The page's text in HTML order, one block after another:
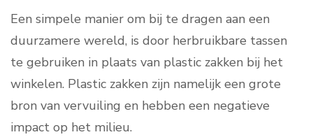
Een simpele manier om bij te dragen aan een
duurzamere wereld, is door herbruikbare tassen
te gebruiken in plaats van plastic zakken bij het
winkelen. Plastic zakken zijn namelijk een grote
bron van vervuiling en hebben een negatieve
impact op het milieu.